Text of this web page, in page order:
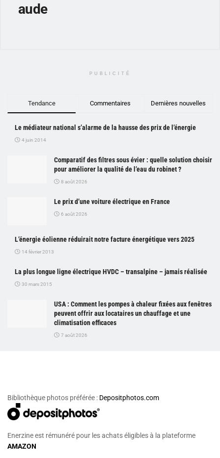
aude
PUBLICITÉ
Tendance Commentaires Dernières nouvelles
Le médiateur national s’alarme de la hausse des prix de l’énergie
4 juin 2014
Comparatif des filtres sous évier : quelle solution choisir
pour améliorer la qualité de l’eau du robinet ?
8 août 2026
Le prix d’une voiture électrique en France
6 août 2026
L’énergie éolienne réduirait notre facture énergétique vers 2025
14 février 2013
La plus longue ligne électrique HVDC – transalpine – jamais réalisée
30 mars 2015
USA : Comment les pompes à chaleur fixées aux fenêtres
peuvent offrir aux locataires un chauffage et une
climatisation efficaces
7 août 2026
Bibliothèque photos préférée : Depositphotos.com
Enerzine est rémunéré pour les achats éligibles à la plateforme
AMAZON